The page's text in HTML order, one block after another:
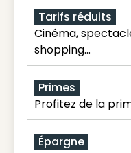
Tarifs réduits
Cinéma,
shopping...
Primes
Profitez de la
Épargne